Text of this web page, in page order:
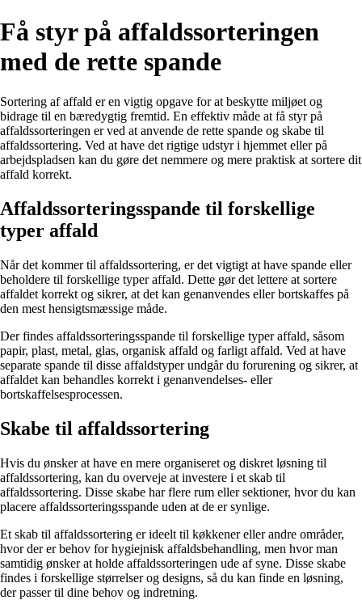
Få styr på affaldssorteringen
med de rette spande
Sortering af affald er en vigtig opgave for at beskytte miljøet og
bidrage til en bæredygtig fremtid. En effektiv måde at få styr på
affaldssorteringen er ved at anvende de rette spande og skabe til
affaldssortering. Ved at have det rigtige udstyr i hjemmet eller på
arbejdspladsen kan du gøre det nemmere og mere praktisk at sortere dit
affald korrekt.
Affaldssorteringsspande til forskellige
typer affald
Når det kommer til affaldssortering, er det vigtigt at have spande eller
beholdere til forskellige typer affald. Dette gør det lettere at sortere
affaldet korrekt og sikrer, at det kan genanvendes eller bortskaffes på
den mest hensigtsmæssige måde.
Der findes affaldssorteringsspande til forskellige typer affald, såsom
papir, plast, metal, glas, organisk affald og farligt affald. Ved at have
separate spande til disse affaldstyper undgår du forurening og sikrer, at
affaldet kan behandles korrekt i genanvendelses- eller
bortskaffelsesprocessen.
Skabe til affaldssortering
Hvis du ønsker at have en mere organiseret og diskret løsning til
affaldssortering, kan du overveje at investere i et skab til
affaldssortering. Disse skabe har flere rum eller sektioner, hvor du kan
placere affaldssorteringsspande uden at de er synlige.
Et skab til affaldssortering er ideelt til køkkener eller andre områder,
hvor der er behov for hygiejnisk affaldsbehandling, men hvor man
samtidig ønsker at holde affaldssorteringen ude af syne. Disse skabe
findes i forskellige størrelser og designs, så du kan finde en løsning,
der passer til dine behov og indretning.